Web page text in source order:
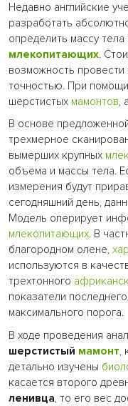
Недавно английские
разработать
определить массу
млекопитающих.
возможность
точностью. При
шерстистых мамонтов,
В основе
трехмерное
вымерших крупных
объема и массы тела.
измерения будут
сегодняшний день,
Модель оперирует
млекопитающих. В
благородном олене,
используются в
трехтонного
показатели
максимального порога.
В ходе проведения
шерстистый мамонт,
детально изучены
касается второго
ленивца, то его вес